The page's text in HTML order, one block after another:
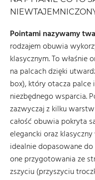
Pointami nazywamy
rodzajem obuwia
klasycznym. To
na palcach dzięki
box), który otacza palce
niezbędnego wsparcia.
zazwyczaj z kilku
całość obuwia pokryta
elegancki oraz
idealnie dopasowane
one przygotowania ze
zszyciu (przyszyciu